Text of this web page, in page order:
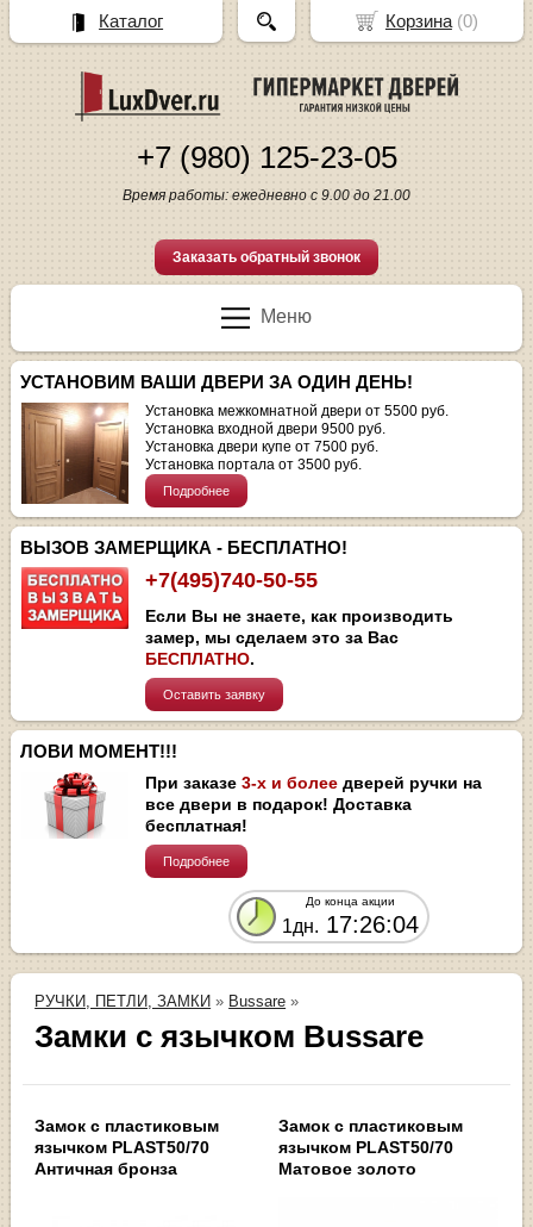
+7 (980) 125-23-05
Время работы: ежедневно с 9.00 до 21.00
Заказать обратный звонок
Меню
УСТАНОВИМ ВАШИ ДВЕРИ ЗА ОДИН ДЕНЬ!
Установка межкомнатной двери от 5500 руб.
Установка входной двери 9500 руб.
Установка двери купе от 7500 руб.
Установка портала от 3500 руб.
Подробнее
ВЫЗОВ ЗАМЕРЩИКА - БЕСПЛАТНО!
+7(495)740-50-55
Если Вы не знаете, как производить
замер, мы сделаем это за Вас
БЕСПЛАТНО.
Оставить заявку
ЛОВИ МОМЕНТ!!!
При заказе3-х и более дверей ручки на
все двери в подарок! Доставка
бесплатная!
Подробнее
До конца акции
1дн. 17:26:04
РУЧКИ, ПЕТЛИ, ЗАМКИ » Bussare »
Замки с язычком Bussare
Замок с пластиковым
язычком PLAST50/70
Античная бронза
Замок с пластиковым
язычком PLAST50/70
Матовое золото
Корзина(0)
Каталог